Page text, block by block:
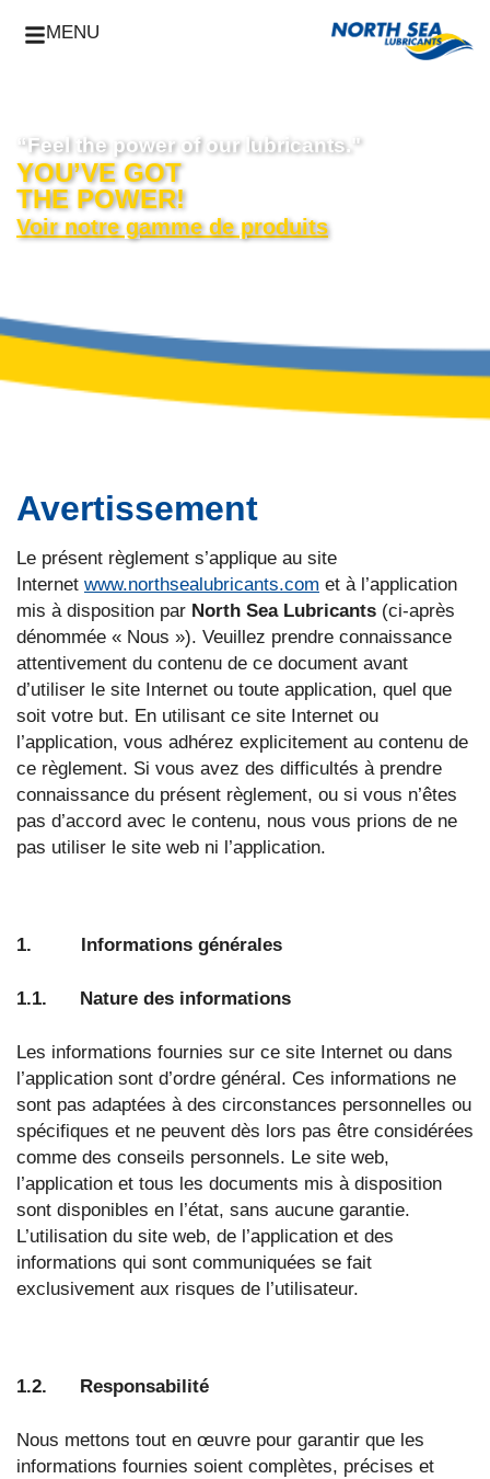
MENU
“Feel the power of our lubricants."
YOU’VE GOT
THE POWER!
Voir notre gamme de produits
Avertissement
Le présent règlement s’applique au site
Internet www.northsealubricants.com et à l’application
mis à disposition par North Sea Lubricants (ci-après
dénommée « Nous »). Veuillez prendre connaissance
attentivement du contenu de ce document avant
d’utiliser le site Internet ou toute application, quel que
soit votre but. En utilisant ce site Internet ou
l’application, vous adhérez explicitement au contenu de
ce règlement. Si vous avez des difficultés à prendre
connaissance du présent règlement, ou si vous n’êtes
pas d’accord avec le contenu, nous vous prions de ne
pas utiliser le site web ni l’application.
1. Informations générales
1.1. Nature des informations
Les informations fournies sur ce site Internet ou dans
l’application sont d’ordre général. Ces informations ne
sont pas adaptées à des circonstances personnelles ou
spécifiques et ne peuvent dès lors pas être considérées
comme des conseils personnels. Le site web,
l’application et tous les documents mis à disposition
sont disponibles en l’état, sans aucune garantie.
L’utilisation du site web, de l’application et des
informations qui sont communiquées se fait
exclusivement aux risques de l’utilisateur.
1.2. Responsabilité
Nous mettons tout en œuvre pour garantir que les
informations fournies soient complètes, précises et